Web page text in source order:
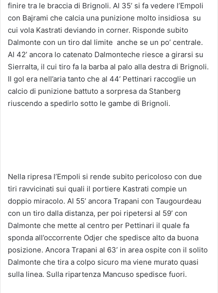
finire tra le braccia di Brignoli. Al 35’ si fa vedere l’Empoli
con Bajrami che calcia una punizione molto insidiosa su
cui vola Kastrati deviando in corner. Risponde subito
Dalmonte con un tiro dal limite anche se un po’ centrale.
Al 42’ ancora lo catenato Dalmonteche riesce a girarsi su
Sierralta, il cui tiro fa la barba al palo alla destra di Brignoli.
Il gol era nell’aria tanto che al 44’ Pettinari raccoglie un
calcio di punizione battuto a sorpresa da Stanberg
riuscendo a spedirlo sotto le gambe di Brignoli.
Nella ripresa l’Empoli si rende subito pericoloso con due
tiri ravvicinati sui quali il portiere Kastrati compie un
doppio miracolo. Al 55’ ancora Trapani con Taugourdeau
con un tiro dalla distanza, per poi ripetersi al 59’ con
Dalmonte che mette al centro per Pettinari il quale fa
sponda all’occorrente Odjer che spedisce alto da buona
posizione. Ancora Trapani al 63’ in area ospite con il solito
Dalmonte che tira a colpo sicuro ma viene murato quasi
sulla linea. Sulla ripartenza Mancuso spedisce fuori.